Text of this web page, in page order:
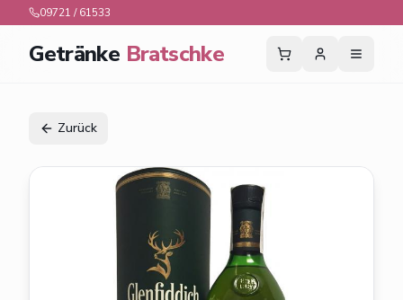
09721 / 61533
Getränke Bratschke
Zurück